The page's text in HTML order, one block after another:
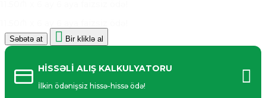
Səbətə at Bir kliklə al
HİSSƏLİ ALIŞ KALKULYATORU
İlkin ödənişsiz hissə-hissə ödə!